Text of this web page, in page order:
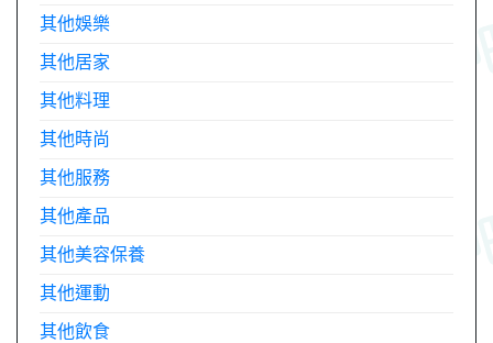
其他娛樂
其他居家
其他料理
其他時尚
其他服務
其他產品
其他美容保養
其他運動
其他飲食